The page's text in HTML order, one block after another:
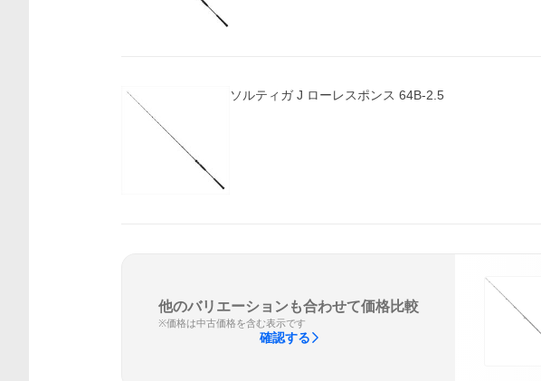
ソルティガ J ローレスポンス 64B-2.5
他のバリエーションも合わせて価格比較
※価格は中古価格を含む表示です
確認する